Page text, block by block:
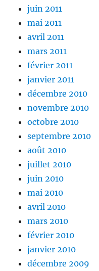
juin 2011
mai 2011
avril 2011
mars 2011
février 2011
janvier 2011
décembre 2010
novembre 2010
octobre 2010
septembre 2010
août 2010
juillet 2010
juin 2010
mai 2010
avril 2010
mars 2010
février 2010
janvier 2010
décembre 2009